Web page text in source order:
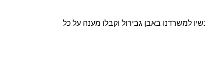
למשרדנו באבן גבירול וקבלו מענה על כל